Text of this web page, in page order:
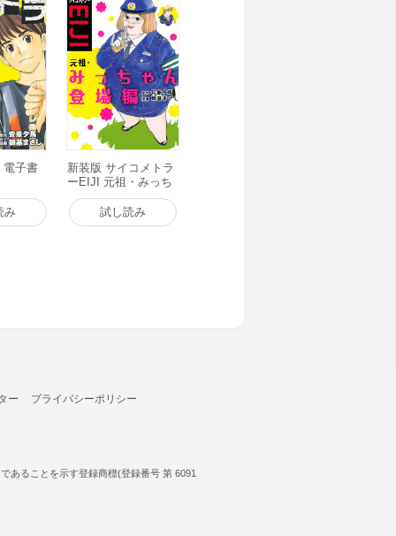
電子書
み
新装版 サイコメトラ
ーEIJI 元祖・みっち
ゃん登場編 電子書籍
版
試し読み
ー プライバシーポリシー
あることを示す登録商標(登録番号 第 6091